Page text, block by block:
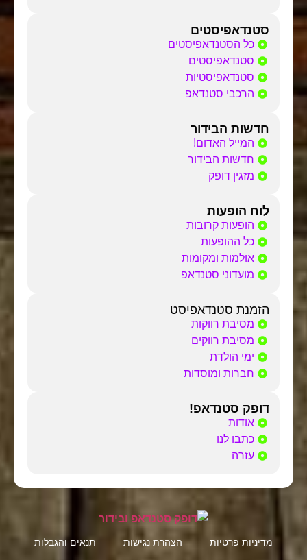
סטנדאפיסטים
כל הסטנדאפיסטים
סטנדאפיסטים
סטנדאפיסטיות
הרכבי סטנדאפ
חדשות הבידור
המייל האדום!
חדשות הבידור
מזגין דופק
לוח הופעות
הופעות קרובות
כל ההופעות
אולמות ומקומות
מועדוני סטנדאפ
הזמנת סטנדאפיסט
מסיבת רווקות
מסיבת רווקים
ימי הולדת
חברות ומוסדות
דופק סטנדאפ!
אודות
כתבו לנו
עזרה
מדיניות פרטיות הצהרת נגישות תנאים והגבלות